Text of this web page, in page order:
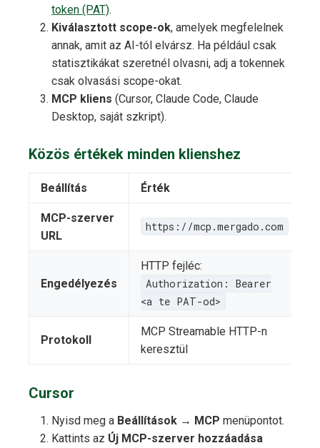
token (PAT).
Kiválasztott scope-ok, amelyek megfelelnek
annak, amit az AI-tól elvársz. Ha például csak
statisztikákat szeretnél olvasni, adj a tokennek
csak olvasási scope-okat.
MCP kliens (Cursor, Claude Code, Claude
Desktop, saját szkript).
Közös értékek minden klienshez
Beállítás Érték
MCP-szerver
URL
https://mcp.mergado.com
Engedélyezés
HTTP fejléc:
Authorization: Bearer
<a te PAT-od>
Protokoll
MCP Streamable HTTP-n
keresztül
Cursor
Nyisd meg a Beállítások → MCP menüpontot.
Kattints az Új MCP-szerver hozzáadása